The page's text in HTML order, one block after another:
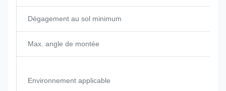
Dégagement au sol minimum
Max. angle de montée
Environnement applicable